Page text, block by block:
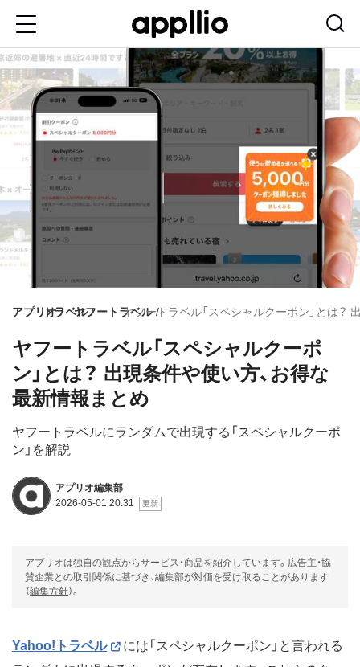
ン
コ
ン
ツ
に
移
動
アプリオトラベルヤフートラベルヤフートラベル「スペシャルクーポン」とは？
ヤフートラベル「スペシャルクーポ
ン」とは？ 出現条件や使い方、お得な
最新情報まとめ
ヤフートラベルにランダムで出現する「スペシャルクーポ
ン」を解説
アプリオ編集部
2026-05-01 20:31
アプリオは独自の観点からサービス・商品を紹介しています。広告主・協
賛企業との取引関係に基づき、編集部が対価を受け取ることがあります
（編集方針）。
Yahoo!トラベル
には「スペシャルクーポン」と言われる